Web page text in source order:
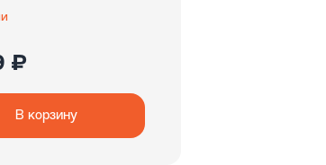
₽
В корзину